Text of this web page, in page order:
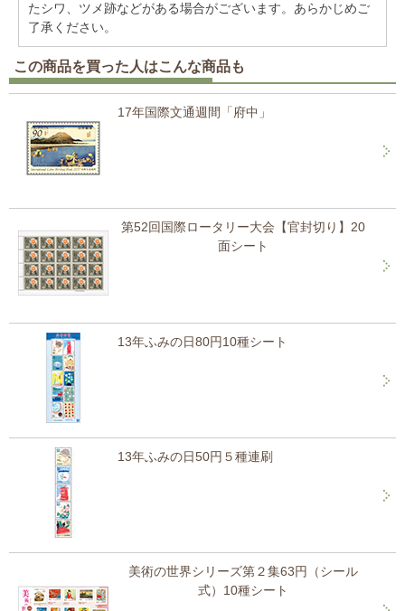
たシワ、ツメ跡などがある場合がございます。あらかじめご
了承ください。
この商品を買った人はこんな商品も
17年国際文通週間「府中」
第52回国際ロータリー大会【官封切り】20
面シート
13年ふみの日80円10種シート
13年ふみの日50円５種連刷
美術の世界シリーズ第２集63円（シール
式）10種シート